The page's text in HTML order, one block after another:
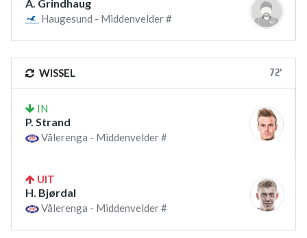
A. Grindhaug
Haugesund - Middenvelder #
WISSEL 72'
IN
P. Strand
Vålerenga - Middenvelder #
UIT
H. Bjørdal
Vålerenga - Middenvelder #